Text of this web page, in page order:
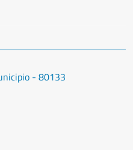
- 80133